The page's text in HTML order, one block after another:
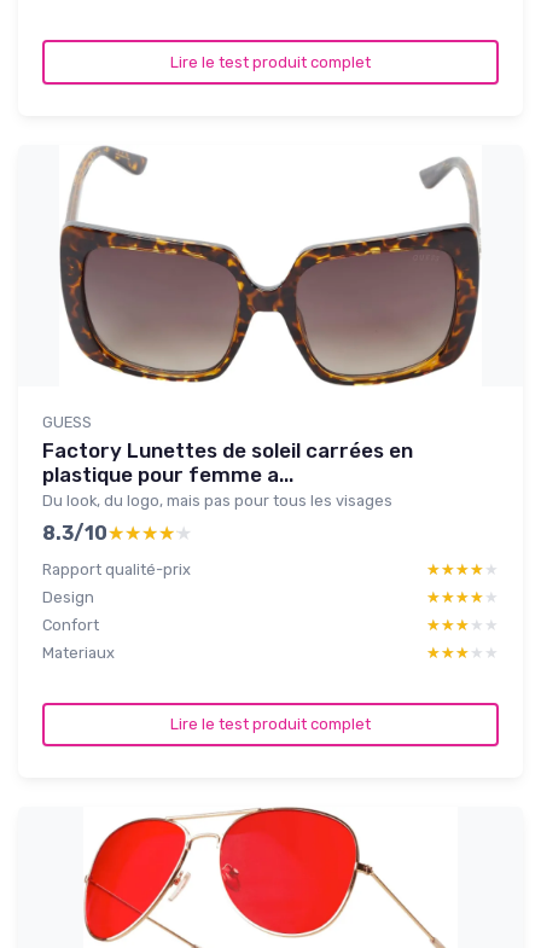
Lire le test produit complet
GUESS
Factory Lunettes de soleil carrées en
plastique pour femme a...
Du look, du logo, mais pas pour tous les visages
8.3/10★★★★★
★★★★★
Rapport qualité-prix ★★★★★
★★★★★
Design
★★★★★
★★★★★
Confort
★★★★★
★★★★★
Materiaux
★★★★★
★★★★★
Lire le test produit complet